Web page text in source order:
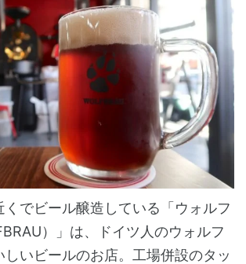
くでビール醸造している「ウォルフ
）」は、ドイツ人のウォルフ
しいビールのお店。工場併設のタッ